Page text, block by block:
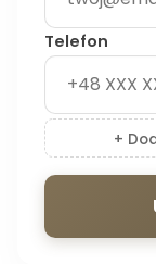
Telefon
+